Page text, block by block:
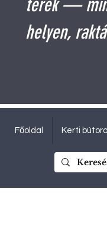
terek —
helyen,
Főoldal Kerti